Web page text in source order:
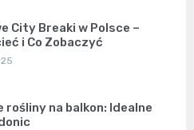
City Breaki w Polsce –
i Co Zobaczyć
rośliny na balkon: Idealne